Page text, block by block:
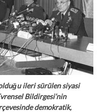
ileri sürülen siyasi
Bildirgesi’nin
demokratik,